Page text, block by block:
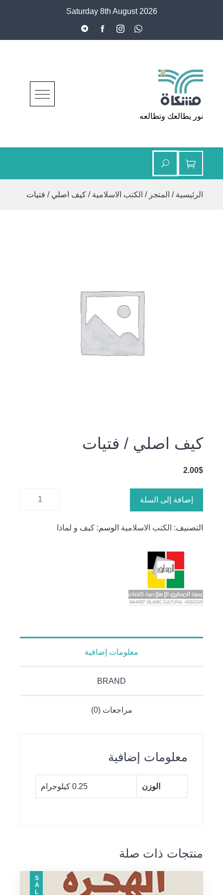
Saturday 8th August 2026
مشكاة
نور يطالعك وتطالعه
الرئيسية / المتجر / الكتب الاسلامية / كيف اصلي / فتيات
كيف اصلي / فتيات
2.00$
كمية كيف
إضافة إلى السلة
التصنيف: الكتب الاسلامية الوسم: كيف و لماذا
معلومات إضافية
BRAND
مراجعات (0)
معلومات إضافية
الوزن 0.25 كيلوجرام
منتجات ذات صلة
SALE